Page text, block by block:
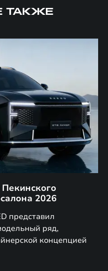
ТАКЖЕ
Пекинского
2026
представил
ряд,
концепцией